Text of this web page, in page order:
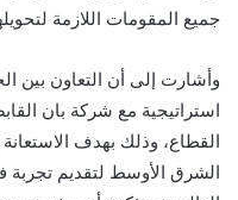
جميع المقومات اللازمة
وأشارت إلى أن التعاون بين
استراتيجية مع شركة بان
القطاع، وذلك بهدف
الشرق الأوسط لتقديم تجربة